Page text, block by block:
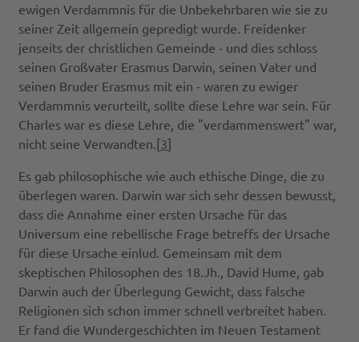
ewigen Verdammnis für die Unbekehrbaren wie sie zu
seiner Zeit allgemein gepredigt wurde. Freidenker
jenseits der christlichen Gemeinde - und dies schloss
seinen Großvater Erasmus Darwin, seinen Vater und
seinen Bruder Erasmus mit ein - waren zu ewiger
Verdammnis verurteilt, sollte diese Lehre war sein. Für
Charles war es diese Lehre, die "verdammenswert" war,
nicht seine Verwandten.[3]
Es gab philosophische wie auch ethische Dinge, die zu
überlegen waren. Darwin war sich sehr dessen bewusst,
dass die Annahme einer ersten Ursache für das
Universum eine rebellische Frage betreffs der Ursache
für diese Ursache einlud. Gemeinsam mit dem
skeptischen Philosophen des 18.Jh., David Hume, gab
Darwin auch der Überlegung Gewicht, dass falsche
Religionen sich schon immer schnell verbreitet haben.
Er fand die Wundergeschichten im Neuen Testament